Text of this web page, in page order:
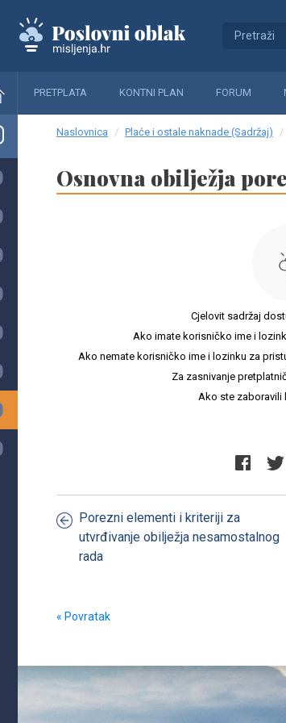
PRETPLATA KONTNI PLAN FORUM
Naslovnica Plaće i ostale naknade (Sadržaj)
Osnovna obilježja
Cjelovit sadržaj
Ako imate korisničko ime i
Ako nemate korisničko ime i lozinku za
Za zasnivanje
Ako ste zaboravili
Porezni elementi i kriteriji za
utvrđivanje obilježja nesamostalnog
rada
« Povratak